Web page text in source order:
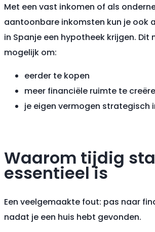
Met een vast inkomen of als
aantoonbare inkomsten kun je ook
in Spanje een hypotheek krijgen. Dit
mogelijk om:
eerder te kopen
meer financiële ruimte te
je eigen vermogen strategisch
Waarom tijdig
essentieel is
Een veelgemaakte fout: pas naar
nadat je een huis hebt gevonden.